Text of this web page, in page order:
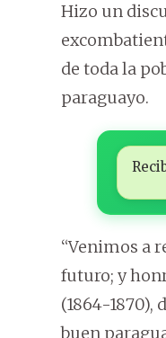
Hizo un
de toda la
paraguayo.
“Venimos a
futuro; y
(1864-
buen